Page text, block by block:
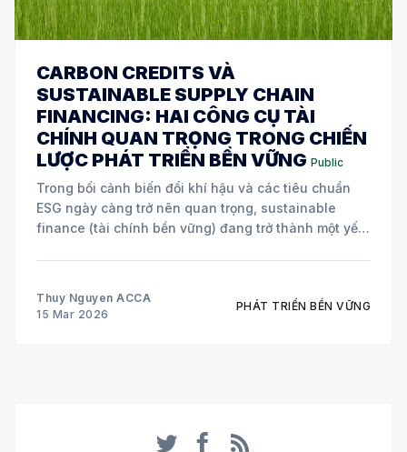
CARBON CREDITS VÀ
SUSTAINABLE SUPPLY CHAIN
FINANCING: HAI CÔNG CỤ TÀI
CHÍNH QUAN TRỌNG TRONG CHIẾN
LƯỢC PHÁT TRIỂN BỀN VỮNG Public
Trong bối cảnh biến đổi khí hậu và các tiêu chuẩn
ESG ngày càng trở nên quan trọng, sustainable
finance (tài chính bền vững) đang trở thành một yếu
Thuy Nguyen ACCA
15 Mar 2026
PHÁT TRIỂN BỀN VỮNG